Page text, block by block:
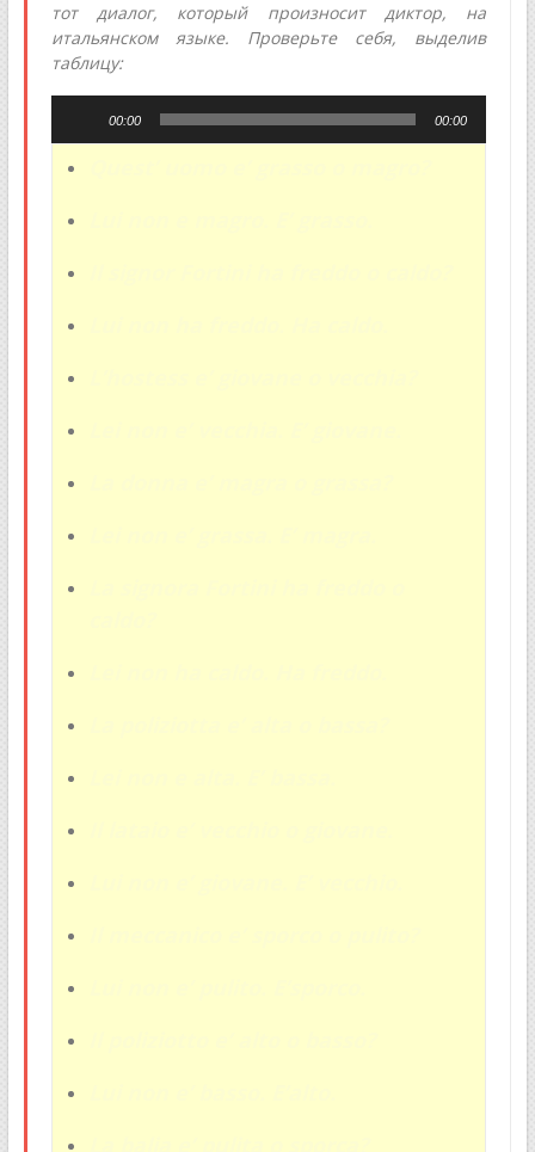
тот диалог, который произносит диктор, на
итальянском языке. Проверьте себя, выделив
таблицу:
00:00 00:00